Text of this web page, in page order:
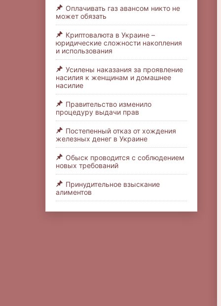
Оплачивать газ авансом никто не
может обязать
Криптовалюта в Украине –
юридические сложности накопления
и использования
Усилены наказания за проявление
насилия к женщинам и домашнее
насилие
Правительство изменило
процедуру выдачи прав
Постепенный отказ от хождения
железных денег в Украине
Обыск проводится с соблюдением
новых требований
Принудительное взыскание
алиментов